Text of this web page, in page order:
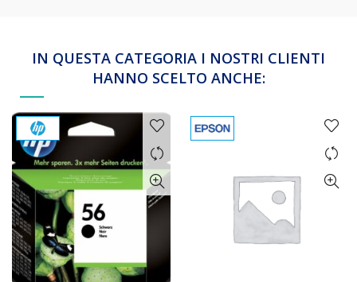
IN QUESTA CATEGORIA I NOSTRI CLIENTI
HANNO SCELTO ANCHE: